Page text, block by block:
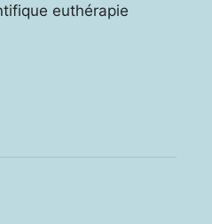
euthérapie